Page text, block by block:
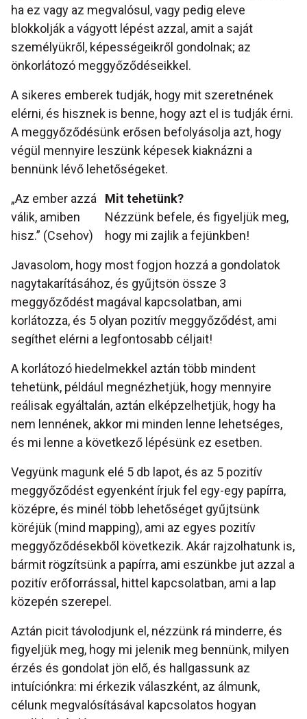
ha ez vagy az megvalósul, vagy pedig eleve
blokkolják a vágyott lépést azzal, amit a saját
személyükről, képességeikről gondolnak; az
önkorlátozó meggyőződéseikkel.
A sikeres emberek tudják, hogy mit szeretnének
elérni, és hisznek is benne, hogy azt el is tudják érni.
A meggyőződésünk erősen befolyásolja azt, hogy
végül mennyire leszünk képesek kiaknázni a
bennünk lévő lehetőségeket.
„Az ember azzá
válik, amiben
hisz.” (Csehov)
Mit tehetünk?
Nézzünk befele, és figyeljük meg,
hogy mi zajlik a fejünkben!
Javasolom, hogy most fogjon hozzá a gondolatok
nagytakarításához, és gyűjtsön össze 3
meggyőződést magával kapcsolatban, ami
korlátozza, és 5 olyan pozitív meggyőződést, ami
segíthet elérni a legfontosabb céljait!
A korlátozó hiedelmekkel aztán több mindent
tehetünk, például megnézhetjük, hogy mennyire
reálisak egyáltalán, aztán elképzelhetjük, hogy ha
nem lennének, akkor mi minden lenne lehetséges,
és mi lenne a következő lépésünk ez esetben.
Vegyünk magunk elé 5 db lapot, és az 5 pozitív
meggyőződést egyenként írjuk fel egy-egy papírra,
középre, és minél több lehetőséget gyűjtsünk
köréjük (mind mapping), ami az egyes pozitív
meggyőződésekből következik. Akár rajzolhatunk is,
bármit rögzítsünk a papírra, ami eszünkbe jut azzal a
pozitív erőforrással, hittel kapcsolatban, ami a lap
közepén szerepel.
Aztán picit távolodjunk el, nézzünk rá minderre, és
figyeljük meg, hogy mi jelenik meg bennünk, milyen
érzés és gondolat jön elő, és hallgassunk az
intuíciónkra: mi érkezik válaszként, az álmunk,
célunk megvalósításával kapcsolatos hogyan